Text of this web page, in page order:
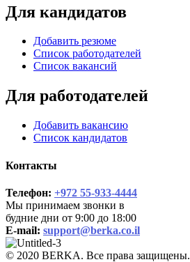
Для кандидатов
Добавить резюме
Список работодателей
Список вакансий
Для работодателей
Добавить вакансию
Список кандидатов
Контакты
Телефон: +972 55-933-4444
Мы принимаем звонки в
будние дни от 9:00 до 18:00
E-mail: support@berka.co.il
© 2020 BERKA. Все права защищены.